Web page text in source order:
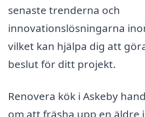
senaste trenderna och
innovationslösningarna
vilket kan hjälpa dig att
beslut för ditt projekt.
Renovera kök i Askeby
om att fräsha upp en äldre